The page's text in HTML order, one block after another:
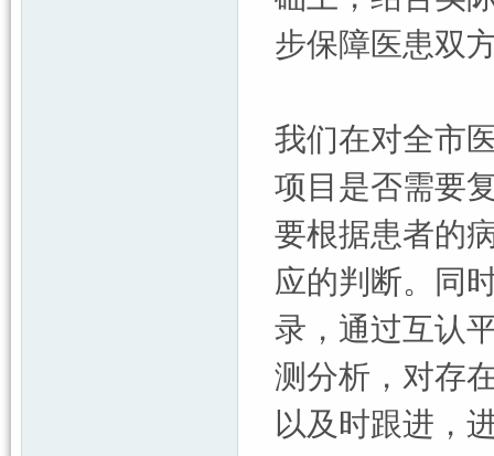
步保障医患双
我们在对全市
项目是否需要
要根据患者的
应的判断。同
录，通过互认
测分析，对存
以及时跟进，